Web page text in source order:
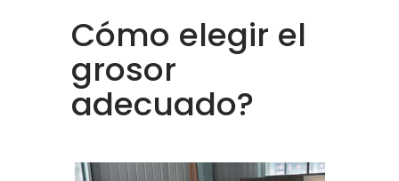
Cómo elegir el
grosor
adecuado?